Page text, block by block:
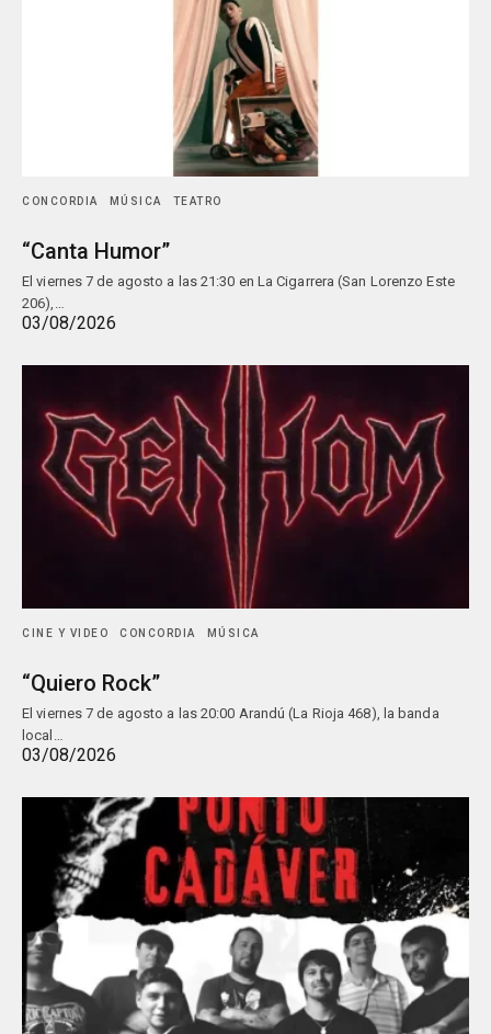
CONCORDIA MÚSICA TEATRO
“Canta Humor”
El viernes 7 de agosto a las 21:30 en La Cigarrera (San Lorenzo Este
206),…
03/08/2026
CINE Y VIDEO CONCORDIA MÚSICA
“Quiero Rock”
El viernes 7 de agosto a las 20:00 Arandú (La Rioja 468), la banda
local…
03/08/2026